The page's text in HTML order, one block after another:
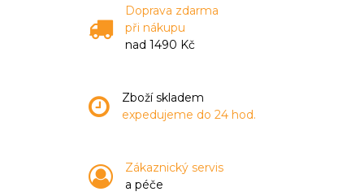
Doprava zdarma
při nákupu
nad 1490 Kč
Zboží skladem
expedujeme do 24 hod.
Zákaznický servis
a péče